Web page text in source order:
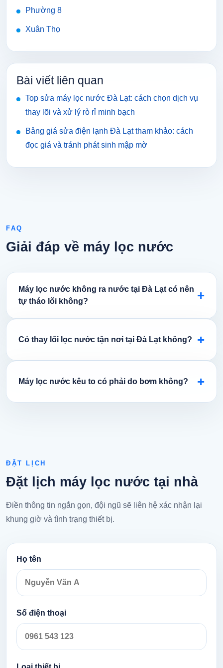
Phường 8
Xuân Thọ
Bài viết liên quan
Top sửa máy lọc nước Đà Lạt: cách chọn dịch vụ
thay lõi và xử lý rò rỉ minh bạch
Bảng giá sửa điện lạnh Đà Lạt tham khảo: cách
đọc giá và tránh phát sinh mập mờ
FAQ
Giải đáp về máy lọc nước
Máy lọc nước không ra nước tại Đà Lạt có nên
tự tháo lõi không?
+
Có thay lõi lọc nước tận nơi tại Đà Lạt không? +
Máy lọc nước kêu to có phải do bơm không? +
ĐẶT LỊCH
Đặt lịch máy lọc nước tại nhà
Điền thông tin ngắn gọn, đội ngũ sẽ liên hệ xác nhận lại
khung giờ và tình trạng thiết bị.
Họ tên
Số điện thoại